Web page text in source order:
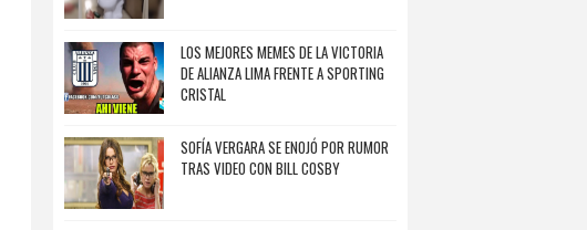
LOS MEJORES MEMES DE LA VICTORIA
DE ALIANZA LIMA FRENTE A SPORTING
CRISTAL
SOFÍA VERGARA SE ENOJÓ POR RUMOR
TRAS VIDEO CON BILL COSBY